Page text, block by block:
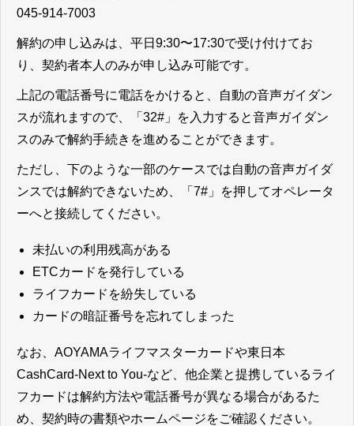
045-914-7003
解約の申し込みは、平日9:30〜17:30で受け付けてお
り、契約者本人のみが申し込み可能です。
上記の電話番号に電話をかけると、自動の音声ガイダン
スが流れますので、「32#」を入力すると音声ガイダン
スのみで解約手続きを進めることができます。
ただし、下のような一部のケースでは自動の音声ガイダ
ンスでは解約できないため、「7#」を押してオペレータ
ーへと接続してください。
未払いの利用残高がある
ETCカードを発行している
ライフカードを紛失している
カードの暗証番号を忘れてしまった
なお、AOYAMAライフマスターカードや東日本
CashCard-Next to You-など、他企業と提携しているライ
フカードは解約方法や電話番号が異なる場合があるた
め、契約時の書類やホームページをご確認ください。